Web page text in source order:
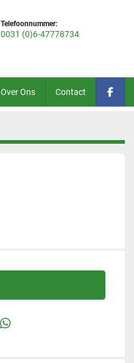
Telefoonnummer:
0031 (0)6-47778734
Over Ons Contact
whatsapp